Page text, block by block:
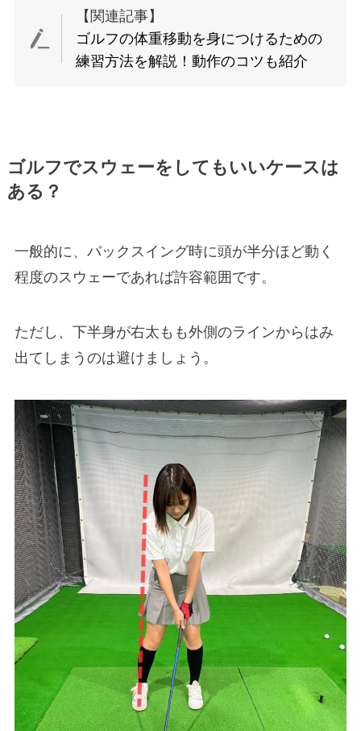
【関連記事】
ゴルフの体重移動を身につけるための
練習方法を解説！動作のコツも紹介
ゴルフでスウェーをしてもいいケースは
ある？
一般的に、バックスイング時に頭が半分ほど動く
程度のスウェーであれば許容範囲です。
ただし、下半身が右太もも外側のラインからはみ
出てしまうのは避けましょう。